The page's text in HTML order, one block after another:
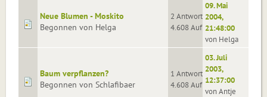
Neue Blumen - Moskito
Begonnen von Helga
2 Antworten
4.608 Aufrufe
09. Mai
2004,
21:48:00
von Helga
Baum verpflanzen?
Begonnen von Schlafibaer
1 Antworten
4.608 Aufrufe
03. Juli
2003,
12:37:00
von Antje